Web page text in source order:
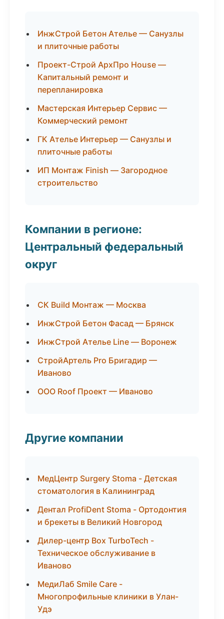
ИнжСтрой Бетон Ателье — Санузлы
и плиточные работы
Проект-Строй АрхПро House —
Капитальный ремонт и
перепланировка
Мастерская Интерьер Сервис —
Коммерческий ремонт
ГК Ателье Интерьер — Санузлы и
плиточные работы
ИП Монтаж Finish — Загородное
строительство
Компании в регионе:
Центральный федеральный
округ
СК Build Монтаж — Москва
ИнжСтрой Бетон Фасад — Брянск
ИнжСтрой Ателье Line — Воронеж
СтройАртель Pro Бригадир —
Иваново
ООО Roof Проект — Иваново
Другие компании
МедЦентр Surgery Stoma - Детская
стоматология в Калининград
Дентал ProfiDent Stoma - Ортодонтия
и брекеты в Великий Новгород
Дилер-центр Box TurboTech -
Техническое обслуживание в
Иваново
МедиЛаб Smile Care -
Многопрофильные клиники в Улан-
Удэ